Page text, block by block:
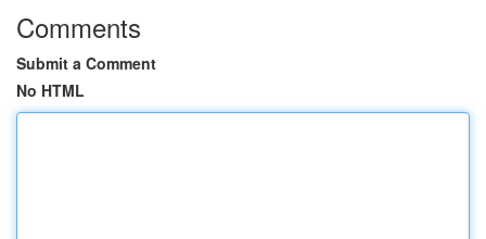
Comments
Submit a Comment
No HTML